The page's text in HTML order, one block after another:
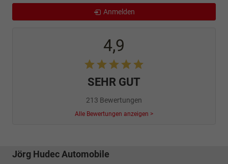
Anmelden
4,9
SEHR GUT
213 Bewertungen
Alle Bewertungen anzeigen >
Jörg Hudec Automobile